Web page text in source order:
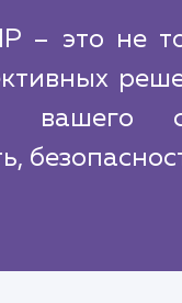
– это не
вашего